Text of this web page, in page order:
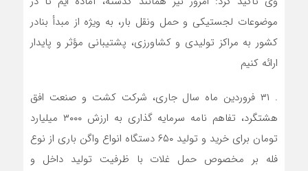
موضوعات لجستیکی و حمل ونقل بار، به ویژه از مبدأ بنادر
کشور به مراکز تولیدی و کشاورزی، پشتیبانی مؤثر و پایدار
ارائه کنیم
. ️۳۱ فروردین ماه سال جاری، شرکت کشت و صنعت افق
هشتگرد، تفاهم نامه سرمایه گذاری به ارزش ۳۰۰۰ میلیارد
تومان برای خرید و تولید ۶۵۰ دستگاه انواع واگن باری از نوع
فله بر مخصوص حمل غلات با ظرفیت تولید داخل و